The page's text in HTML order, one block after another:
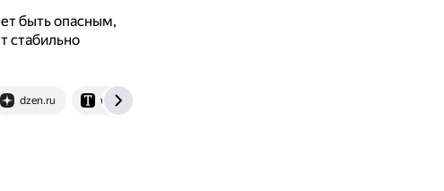
быть опасным,
стабильно
dzen.ru www.techinsider.ru